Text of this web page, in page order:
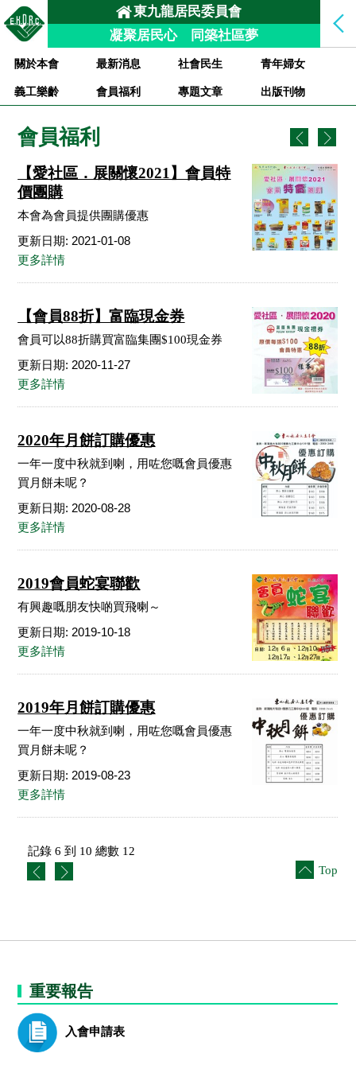
東九龍居民委員會
凝聚居民心 同築社區夢
關於本會 最新消息 社會民生
青年婦女
義工樂齡
會員福利 專題文章 出版刊物
會員福利
【愛社區．展關懷2021】會員特
價團購
本會為會員提供團購優惠
更新日期: 2021-01-08
更多詳情
【會員88折】富臨現金券
會員可以88折購買富臨集團$100現金券
更新日期: 2020-11-27
更多詳情
2020年月餅訂購優惠
一年一度中秋就到喇，用咗您嘅會員優惠
買月餅未呢？
更新日期: 2020-08-28
更多詳情
2019會員蛇宴聯歡
有興趣嘅朋友快啲買飛喇～
更新日期: 2019-10-18
更多詳情
2019年月餅訂購優惠
一年一度中秋就到喇，用咗您嘅會員優惠
買月餅未呢？
更新日期: 2019-08-23
更多詳情
記錄 6 到 10 總數 12
Top
重要報告
入會申請表